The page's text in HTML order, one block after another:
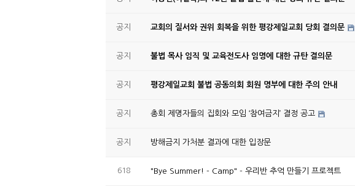
공지 교회의 질서와 권위 회복을 위한 평강제일교회 당회 결의문
공지 불법 목사 임직 및 교육전도사 임명에 대한 규탄 결의문
공지 평강제일교회 불법 공동의회 회원 명부에 대한 주의 안내
공지 총회 제명자들의 집회와 모임 ‘참여금지’ 결정 공고
공지 방해금지 가처분 결과에 대한 입장문
618 "Bye Summer! - Camp" - 우리반 추억 만들기 프로젝트